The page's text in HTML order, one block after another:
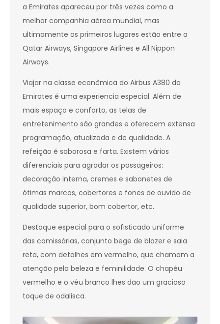
a Emirates apareceu por três vezes como a
melhor companhia aérea mundial, mas
ultimamente os primeiros lugares estão entre a
Qatar Airways, Singapore Airlines e All Nippon
Airways.
Viajar na classe econômica do Airbus A380 da
Emirates é uma experiencia especial. Além de
mais espaço e conforto, as telas de
entretenimento são grandes e oferecem extensa
programação, atualizada e de qualidade. A
refeição é saborosa e farta. Existem vários
diferenciais para agradar os passageiros:
decoração interna, cremes e sabonetes de
ótimas marcas, cobertores e fones de ouvido de
qualidade superior, bom cobertor, etc.
Destaque especial para o sofisticado uniforme
das comissárias, conjunto bege de blazer e saia
reta, com detalhes em vermelho, que chamam a
atenção pela beleza e feminilidade. O chapéu
vermelho e o véu branco lhes dão um gracioso
toque de odalisca.